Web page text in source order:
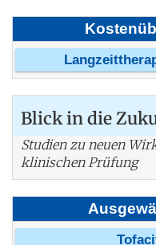
Blick in die
Studien zu neuen
klinischen Prüfung